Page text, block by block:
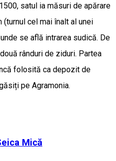
satul ia măsuri de apărare
cel mai înalt al unei
se află intrarea sudică. De
rânduri de ziduri. Partea
folosită ca depozit de
pe Agramonia.
Mică